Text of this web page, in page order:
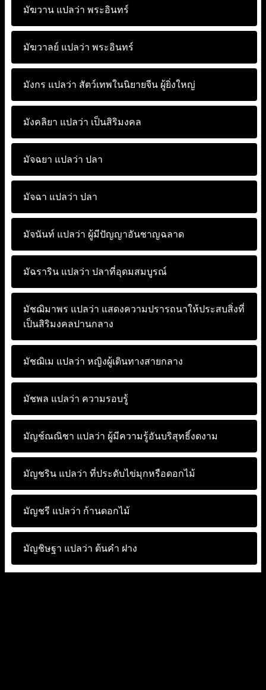
มัฆวาน แปลว่า พระอินทร์
มัฆวาลย์ แปลว่า พระอินทร์
มังกร แปลว่า สัตว์เทพในนิยายจีน ผู้ยิ่งใหญ่
มังคลิยา แปลว่า เป็นสิริมงคล
มัจฉยา แปลว่า ปลา
มัจฉา แปลว่า ปลา
มัจนันท์ แปลว่า ผู้มีปัญญาอันชาญฉลาด
มัฉราริน แปลว่า ปลาที่อุดมสมบูรณ์
มัชฌิมาพร แปลว่า แสดงความปรารถนาให้ประสบสิ่งที่
เป็นสิริมงคลปานกลาง
มัชฌิเม แปลว่า หญิงผู้เดินทางสายกลาง
มัชพล แปลว่า ความรอบรู้
มัญช์ณณิชา แปลว่า ผู้มีความรู้อันบริสุทธิ์งดงาม
มัญชริน แปลว่า ที่ประดับไข่มุกหรือดอกไม้
มัญชรี แปลว่า ก้านดอกไม้
มัญชิษฐา แปลว่า ต้นคำ ฝาง